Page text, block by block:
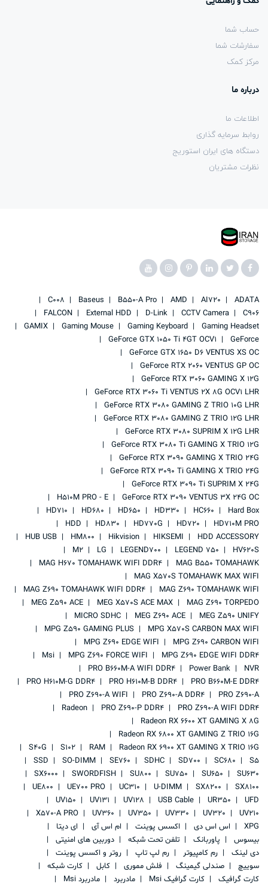
حساب شما
سفارشات شما
مرکز کمک
درباره ما
اطلاعات ما
روابط سرمایه گذاری
دستگاه های ایران استوریج
نظرات مشتریان
ADATA
AI720
AMD
B550-A Pro
Baseus
C008
C906
CCTV Camera
D-Link
External HDD
FALCON
Gaming Headset
Gaming Keyboard
Gaming Mouse
GAMIX
GeForce
GeForce GTX 1050 Ti 4GT OCV1
GeForce GTX 1650 D6 VENTUS XS OC
GeForce RTX 2060 VENTUS GP OC
GeForce RTX 3060 GAMING X 12G
GeForce RTX 3060 Ti VENTUS 2X 8G OCV1 LHR
GeForce RTX 3080 GAMING Z TRIO 10G LHR
GeForce RTX 3080 GAMING Z TRIO 12G LHR
GeForce RTX 3080 SUPRIM X 12G LHR
GeForce RTX 3080 Ti GAMING X TRIO 12G
GeForce RTX 3090 GAMING X TRIO 24G
GeForce RTX 3090 Ti GAMING X TRIO 24G
GeForce RTX 3090 Ti SUPRIM X 24G
GeForce RTX 3090 VENTUS 3X 24G OC
H510M PRO - E
Hard Box
HC660
HD330
HD650
HD680
HD710
HD710M PRO
HD720
HD770G
HD830
HDD
HDD ACCESSORY
HIKSEMI
Hikvision
HM800
HUB USB
HV620S
LEGEND 750
LEGEND700
LG
M2
MAG B550 TOMAHAWK
MAG H670 TOMAHAWK WIFI DDR4
MAG X570S TOMAHAWK MAX WIFI
MAG Z690 TOMAHAWK WIFI
MAG Z690 TOMAHAWK WIFI DDR4
MAG Z690 TORPEDO
MEG X570S ACE MAX
MEG Z590 ACE
MEG Z590 UNIFY
MEG Z690 ACE
MICRO SDHC
MPG X570S CARBON MAX WIFI
MPG Z590 GAMING PLUS
MPG Z690 CARBON WIFI
MPG Z690 EDGE WIFI
MPG Z690 EDGE WIFI DDR4
MPG Z690 FORCE WIFI
Msi
NVR
Power Bank
PRO B660M-A WIFI DDR4
PRO B660M-E DDR4
PRO H610M-B DDR4
PRO H610M-G DDR4
PRO Z690-A
PRO Z690-A DDR4
PRO Z690-A WIFI
PRO Z690-A WIFI DDR4
PRO Z690-P DDR4
Radeon
Radeon RX 6600 XT GAMING X 8G
Radeon RX 6800 XT GAMING Z TRIO 16G
Radeon RX 6900 XT GAMING X TRIO 16G
RAM
S102
S40G
S5
SC680
SD700
SDHC
SE760
SO-DIMM
SSD
SU630
SU650
SU750
SU800
SWORDFISH
SX6000
SX8100
SX8200
U-DIMM
UC310
UE700 PRO
UE800
UFD
UR350
USB Cable
UV128
UV131
UV150
UV210
UV320
UV330
UV350
UV360
X570-A PRO
XPG
اس اس دی اکسس پوینت ام اس آی
ای دیتا
بیسوس
پاوربانک تلفن تحت شبکه
دوربین های امنیتی
دی لینک
رم کامپیوتر رم لپ تاپ
روتر و اکسس پوینت
سوییچ
صندلی گیمینگ فلش مموری کابل
کارت شبکه
کارت گرافیک
کارت گرافیک Msi مادربرد مادربرد Msi